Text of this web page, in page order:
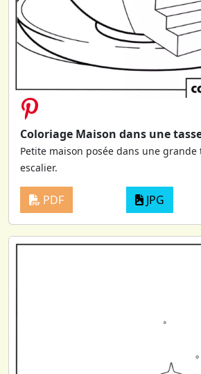
Coloriage Maison dans une
Petite maison posée dans une grande
escalier.
PDF JPG